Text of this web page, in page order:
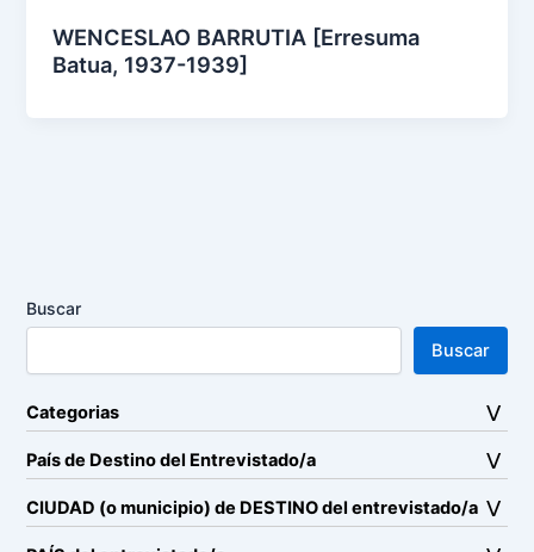
WENCESLAO BARRUTIA [Erresuma
Batua, 1937-1939]
Buscar
Buscar
Categorias
País de Destino del Entrevistado/a
CIUDAD (o municipio) de DESTINO del entrevistado/a